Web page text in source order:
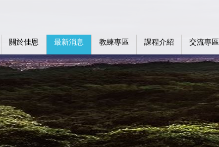
關於佳恩 最新消息 教練專區 課程介紹 交流專區